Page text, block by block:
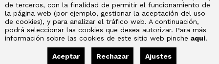
de terceros, con la finalidad de permitir el funcionamiento de
la página web (por ejemplo, gestionar la aceptación del uso
de cookies), y para analizar el tráfico web. A continuación,
podrá seleccionar las cookies que desea autorizar. Para más
información sobre las cookies de este sitio web pinche aquí.
Aceptar Rechazar Ajustes